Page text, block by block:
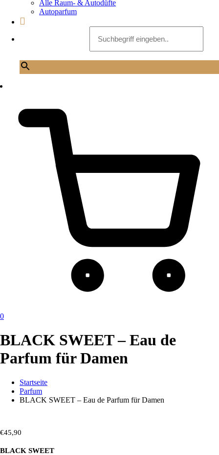
Alle Raum- & Autodüfte
Autoparfum
0
BLACK SWEET – Eau de
Parfum für Damen
Startseite
Parfum
BLACK SWEET – Eau de Parfum für Damen
€45,90
BLACK SWEET